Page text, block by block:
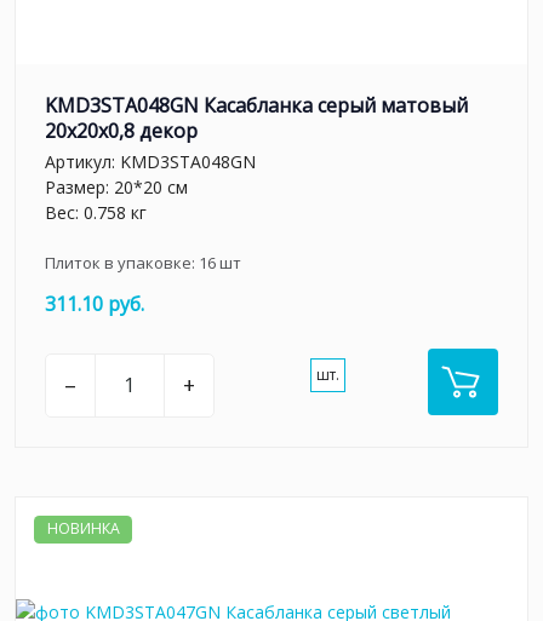
KMD3STA048GN Касабланка серый матовый
20x20x0,8 декор
Артикул: KMD3STA048GN
Размер: 20*20 см
Вес: 0.758 кг
Плиток в упаковке: 16шт
311.10 руб.
– + шт.
НОВИНКА